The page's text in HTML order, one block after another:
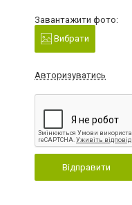
Завантажити фото:
Вибрати
Авторизуватись
Відправити